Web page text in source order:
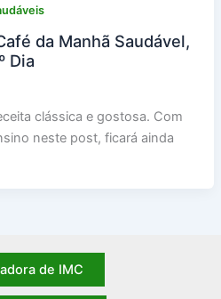
da Manhã Saudável,
Dia
clássica e gostosa. Com
neste post, ficará ainda
de IMC